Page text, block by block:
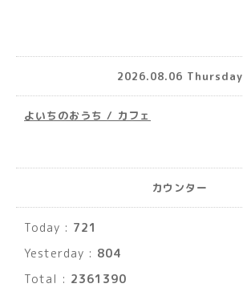
2026.08.06 Thursday
よいちのおうち / カフェ
カウンター
Today : 721
Yesterday : 804
Total : 2361390